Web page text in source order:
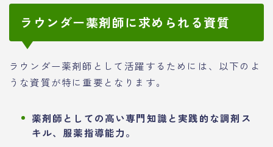
ラウンダー薬剤師に求められる資質
ラウンダー薬剤師として活躍するためには、以下のよ
うな資質が特に重要となります。
薬剤師としての高い専門知識と実践的な調剤ス
キル、服薬指導能力。